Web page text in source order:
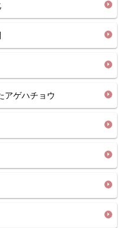
ゲハチョウ